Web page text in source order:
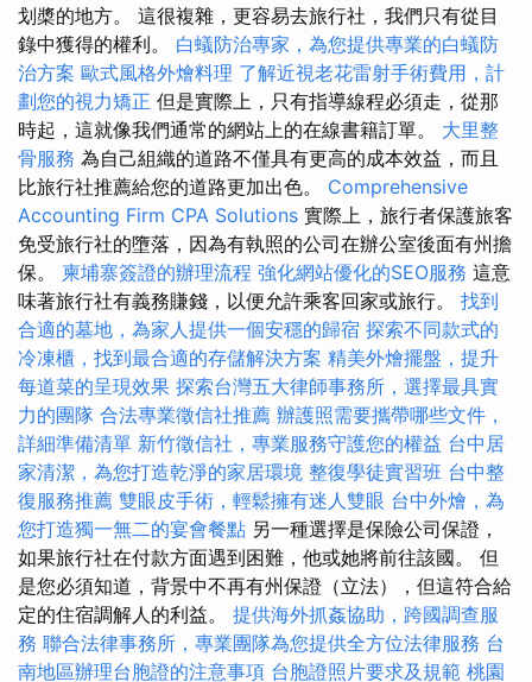
划槳的地方。 這很複雜，更容易去旅行社，我們只有從目
錄中獲得的權利。 白蟻防治專家，為您提供專業的白蟻防
治方案 歐式風格外燴料理 了解近視老花雷射手術費用，計
劃您的視力矯正 但是實際上，只有指導線程必須走，從那
時起，這就像我們通常的網站上的在線書籍訂單。 大里整
骨服務 為自己組織的道路不僅具有更高的成本效益，而且
比旅行社推薦給您的道路更加出色。 Comprehensive
Accounting Firm CPA Solutions 實際上，旅行者保護旅客
免受旅行社的墮落，因為有執照的公司在辦公室後面有州擔
保。 柬埔寨簽證的辦理流程 強化網站優化的SEO服務 這意
味著旅行社有義務賺錢，以便允許乘客回家或旅行。 找到
合適的墓地，為家人提供一個安穩的歸宿 探索不同款式的
冷凍櫃，找到最合適的存儲解決方案 精美外燴擺盤，提升
每道菜的呈現效果 探索台灣五大律師事務所，選擇最具實
力的團隊 合法專業徵信社推薦 辦護照需要攜帶哪些文件，
詳細準備清單 新竹徵信社，專業服務守護您的權益 台中居
家清潔，為您打造乾淨的家居環境 整復學徒實習班 台中整
復服務推薦 雙眼皮手術，輕鬆擁有迷人雙眼 台中外燴，為
您打造獨一無二的宴會餐點 另一種選擇是保險公司保證，
如果旅行社在付款方面遇到困難，他或她將前往該國。 但
是您必須知道，背景中不再有州保證（立法），但這符合給
定的住宿調解人的利益。 提供海外抓姦協助，跨國調查服
務 聯合法律事務所，專業團隊為您提供全方位法律服務 台
南地區辦理台胞證的注意事項 台胞證照片要求及規範 桃園